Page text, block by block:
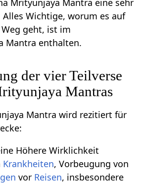
Mrityunjaya Mantra eine sehr
Wichtige, worum es auf
geht, ist im
Mantra enthalten.
der vier Teilverse
Mantras
Mantra wird rezitiert für
Höhere Wirklichkeit
Krankheiten, Vorbeugung von
vor Reisen, insbesondere